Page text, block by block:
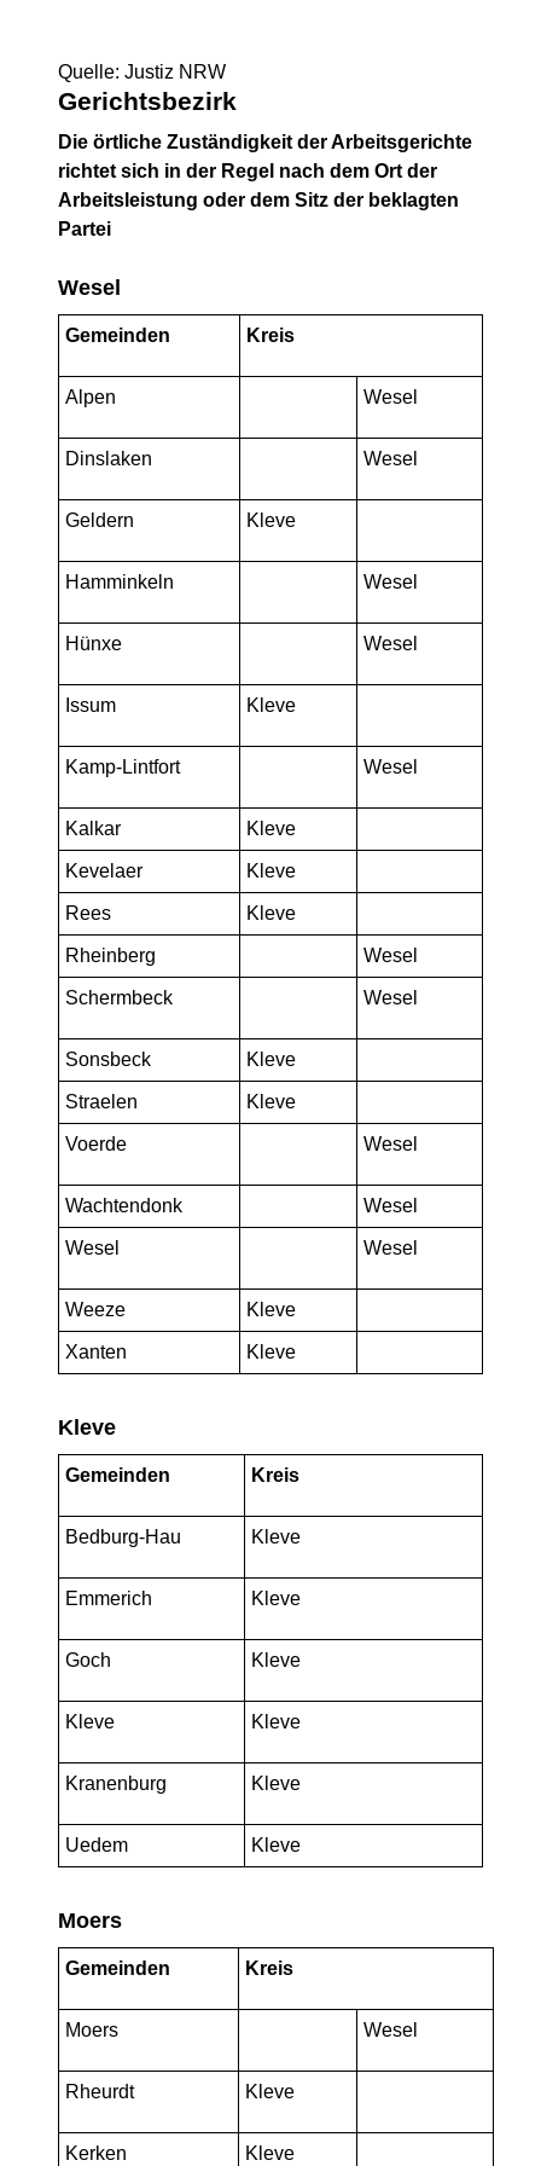
Quelle: Justiz NRW
Gerichtsbezirk
Die örtliche Zuständigkeit der Arbeitsgerichte
richtet sich in der Regel nach dem Ort der
Arbeitsleistung oder dem Sitz der beklagten
Partei
Wesel
Gemeinden Kreis
Alpen Wesel
Dinslaken Wesel
Geldern Kleve
Hamminkeln Wesel
Hünxe Wesel
Issum Kleve
Kamp-Lintfort Wesel
Kalkar Kleve
Kevelaer Kleve
Rees Kleve
Rheinberg Wesel
Schermbeck Wesel
Sonsbeck Kleve
Straelen Kleve
Voerde Wesel
Wachtendonk Wesel
Wesel Wesel
Weeze Kleve
Xanten Kleve
Kleve
Gemeinden Kreis
Bedburg-Hau Kleve
Emmerich Kleve
Goch Kleve
Kleve Kleve
Kranenburg Kleve
Uedem Kleve
Moers
Gemeinden Kreis
Moers Wesel
Rheurdt Kleve
Kerken Kleve